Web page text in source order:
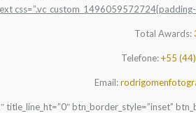
Total Awards:
Telefone:+55
Email:
btn_border_style=”inset”